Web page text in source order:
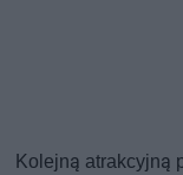
Kolejną atrakcyjną